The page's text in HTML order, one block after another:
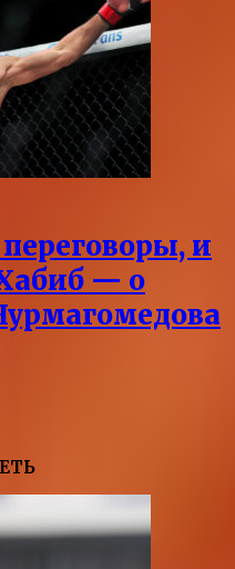
и
— о